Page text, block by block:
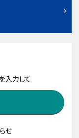
入力して
せ